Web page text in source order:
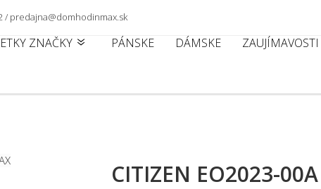
/ predajna@domhodinmax.sk
ZNAČKY PÁNSKE DÁMSKE
CITIZEN EO2023-00A